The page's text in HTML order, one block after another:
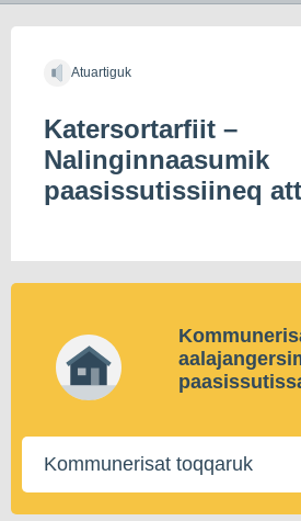
Atuartiguk
Katersortarfiit –
Nalinginnaasumik
paasissutissiineq
Kommunerisat
toqqaruk